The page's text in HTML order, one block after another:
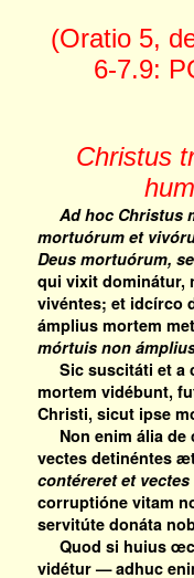
(Oratio 5,
6-7.9:
Christus
Ad hoc Christus
mortuórum et
Deus mortuórum,
qui vixit dominátur,
vivéntes; et idcírco
ámplius mortem
mórtuis non
Sic suscitáti et a
mortem vidébunt,
Christi, sicut ipse
Non enim ália de
vectes detinéntes
contéreret et
corruptióne vitam
servitúte donáta
Quod si huius
vidétur — adhuc